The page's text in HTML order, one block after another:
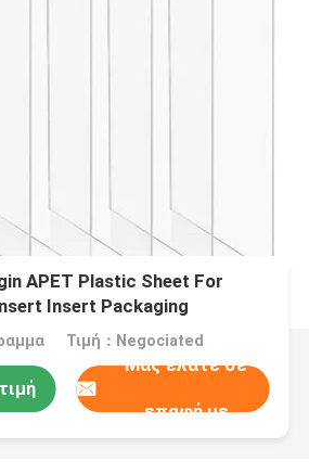
APET Plastic Sheet For
Insert Packaging
Τιμή：Negociated
Μας ελάτε σε
επαφή με